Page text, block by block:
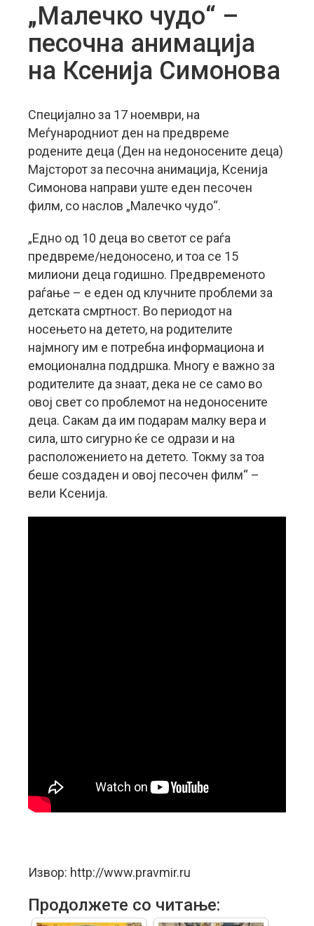
„Малечко чудо“ –
песочна анимација
на Ксенија Симонова
Специјално за 17 ноември, на
Меѓународниот ден на предвреме
родените деца (Ден на недоносените деца)
Мајсторот за песочна анимација, Ксенија
Симонова направи уште еден песочен
филм, со наслов „Малечко чудо“.
„Едно од 10 деца во светот се раѓа
предвреме/недоносено, и тоа се 15
милиони деца годишно. Предвременото
раѓање – е еден од клучните проблеми за
детската смртност. Во периодот на
носењето на детето, на родителите
најмногу им е потребна информациона и
емоционална поддршка. Многу е важно за
родителите да знаат, дека не се само во
овој свет со проблемот на недоносените
деца. Сакам да им подарам малку вера и
сила, што сигурно ќе се одрази и на
расположението на детето. Токму за тоа
беше создаден и овој песочен филм“ –
вели Ксенија.
Извор: http://www.pravmir.ru
Продолжете со читање: